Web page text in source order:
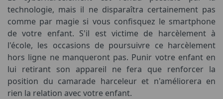
technologie, mais il ne disparaîtra certainement pas
comme par magie si vous confisquez le smartphone
de votre enfant. S'il est victime de harcèlement à
l'école, les occasions de poursuivre ce harcèlement
hors ligne ne manqueront pas. Punir votre enfant en
lui retirant son appareil ne fera que renforcer la
position du camarade harceleur et n'améliorera en
rien la relation avec votre enfant.